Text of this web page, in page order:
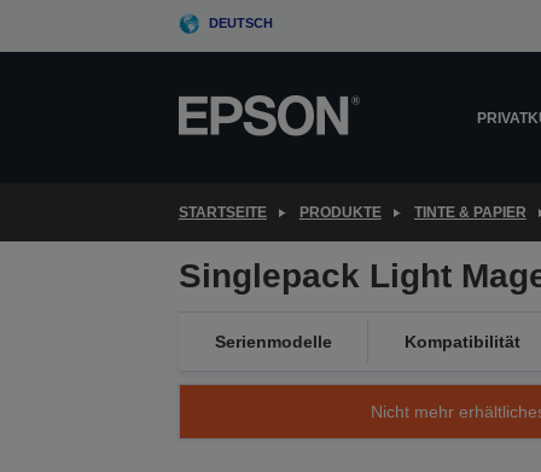
DEUTSCH
STARTSEITE PRODUKTE TINTE & PAPIER
Singlepack Light
Serienmodelle Kompatibilität
Nicht mehr